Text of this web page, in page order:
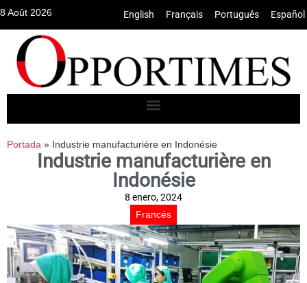
8 Août 2026 English Français Português Español
Portada » Industrie manufacturière en Indonésie
Industrie manufacturière en
Indonésie
8 enero, 2024
Francés